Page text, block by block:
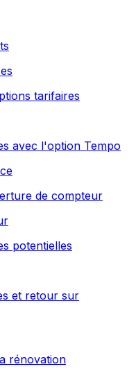
tarifaires
avec l'option Tempo
de compteur
potentielles
et retour sur
rénovation